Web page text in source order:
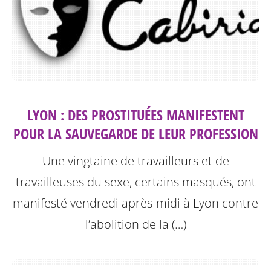
LYON : DES PROSTITUÉES MANIFESTENT
POUR LA SAUVEGARDE DE LEUR PROFESSION
Une vingtaine de travailleurs et de
travailleuses du sexe, certains masqués, ont
manifesté vendredi après-midi à Lyon contre
l’abolition de la (…)